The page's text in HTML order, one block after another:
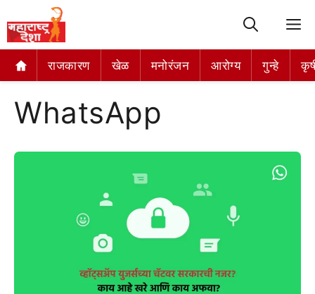
राजकारण खेळ मनोरंजन आरोग्य गुन्हे
WhatsApp